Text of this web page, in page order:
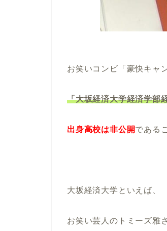
お笑いコンビ「豪快キャ
「大坂経済大学経済学部
出身高校は非公開である
大坂経済大学といえば、
お笑い芸人のトミーズ雅